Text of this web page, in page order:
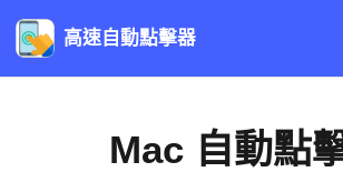
高速自動點擊器
Mac 自動點